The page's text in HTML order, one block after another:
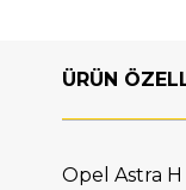
ÜRÜN
Opel Astra